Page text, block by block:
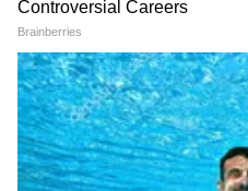
Image Credit : Asianet News
हवेशीर जागी आंबे ठेवा
आंब्यांना चांगली हवा
बाजारातून आणल्याबरोबर
बाहेर काढा. प्लॅस्टिकमध्ये
आणि आंब्यांना घाम येतो.